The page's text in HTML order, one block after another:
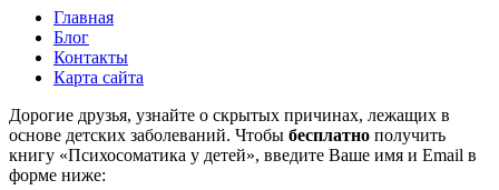
Главная
Блог
Контакты
Карта сайта
Дорогие друзья, узнайте о скрытых причинах, лежащих в
основе детских заболеваний. Чтобы бесплатно получить
книгу «Психосоматика у детей», введите Ваше имя и Email в
форме ниже: